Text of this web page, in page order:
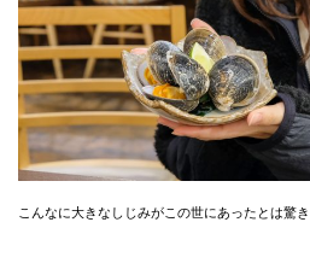
こんなに大きなしじみがこの世にあったとは驚き